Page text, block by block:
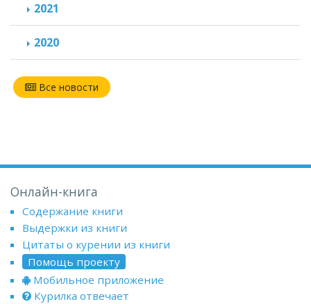
2021
2020
Все новости
Онлайн-книга
Содержание книги
Выдержки из книги
Цитаты о курении из книги
Помощь проекту
Мобильное приложение
Курилка отвечает